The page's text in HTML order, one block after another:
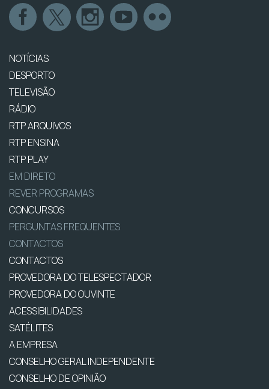
NOTÍCIAS
DESPORTO
TELEVISÃO
RÁDIO
RTP ARQUIVOS
RTP ENSINA
RTP PLAY
EM DIRETO
REVER PROGRAMAS
CONCURSOS
PERGUNTAS FREQUENTES
CONTACTOS
CONTACTOS
PROVEDORA DO TELESPECTADOR
PROVEDORA DO OUVINTE
ACESSIBILIDADES
SATÉLITES
A EMPRESA
CONSELHO GERAL INDEPENDENTE
CONSELHO DE OPINIÃO